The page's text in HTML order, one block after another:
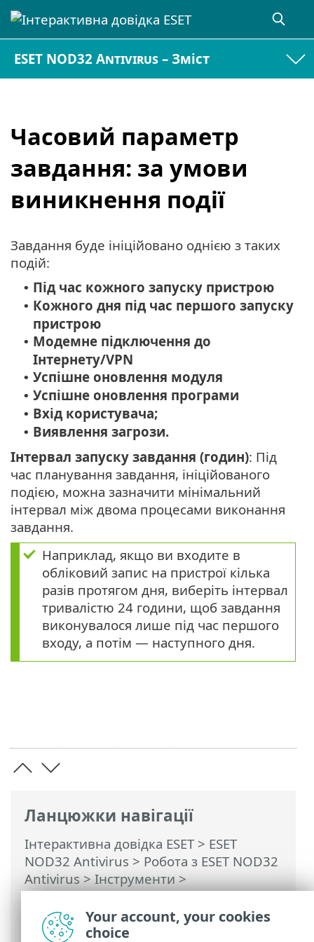
ESET NOD32 Antivirus – Зміст
Часовий параметр
завдання: за умови
виникнення події
Ланцюжки навігації
Інтерактивна довідка ESET> ESET
NOD32 Antivirus > Робота з ESET NOD32
Antivirus>Інструменти>
Планувальник> Діалогові вікна:
розклад > Часовий параметр завдання:
за умови виникнення події
Завдання буде ініційовано однією з таких
подій:
• Під час кожного запуску пристрою
• Кожного дня під час першого запуску
пристрою
• Модемне підключення до
Інтернету/VPN
• Успішне оновлення модуля
• Успішне оновлення програми
• Вхід користувача;
• Виявлення загрози.
Інтервал запуску завдання (годин): Під
час планування завдання, ініційованого
подією, можна зазначити мінімальний
інтервал між двома процесами виконання
завдання.
Наприклад, якщо ви входите в
обліковий запис на пристрої кілька
разів протягом дня, виберіть інтервал
тривалістю 24 години, щоб завдання
виконувалося лише під час першого
входу, а потім — наступного дня.
Your account, your cookies
choice